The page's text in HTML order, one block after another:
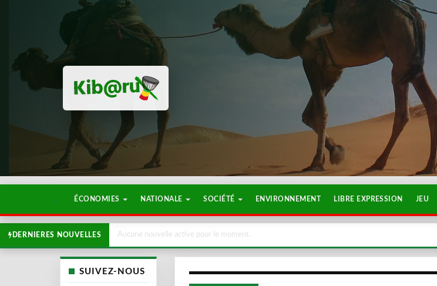
ÉCONOMIES NATIONALE SOCIÉTÉ ENVIRONNEMENT LIBRE EXPRESSION JEU
DERNIERES NOUVELLES Aucune nouvelle active pour le moment.
SUIVEZ-NOUS